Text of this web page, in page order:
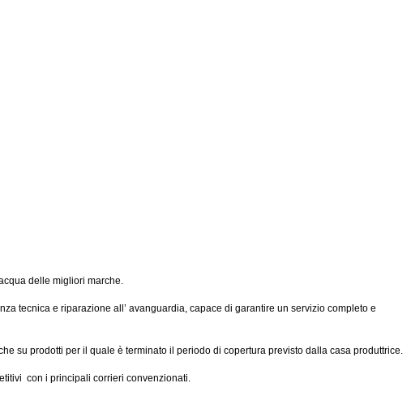
delle migliori marche.
tecnica e riparazione all’ avanguardia, capace di garantire un servizio completo e
su prodotti per il quale è terminato il periodo di copertura previsto dalla casa produttrice.
con i principali corrieri convenzionati.